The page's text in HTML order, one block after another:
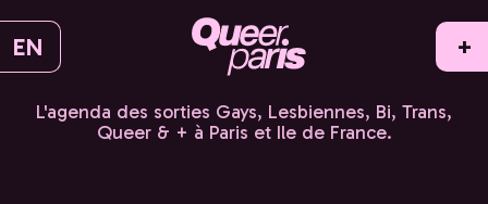
EN +
L'agenda des sorties Gays, Lesbiennes, Bi, Trans,
Queer & + à Paris et Ile de France.